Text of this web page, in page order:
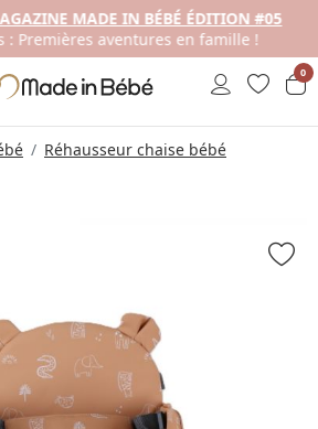
MADE IN BÉBÉ ÉDITION #05
Premières aventures en famille !
0
Réhausseur chaise bébé